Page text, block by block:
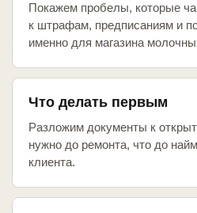
Покажем пробелы, которые
к штрафам, предписаниям и
именно для магазина
Что делать первым
Разложим документы к
нужно до ремонта, что до
клиента.